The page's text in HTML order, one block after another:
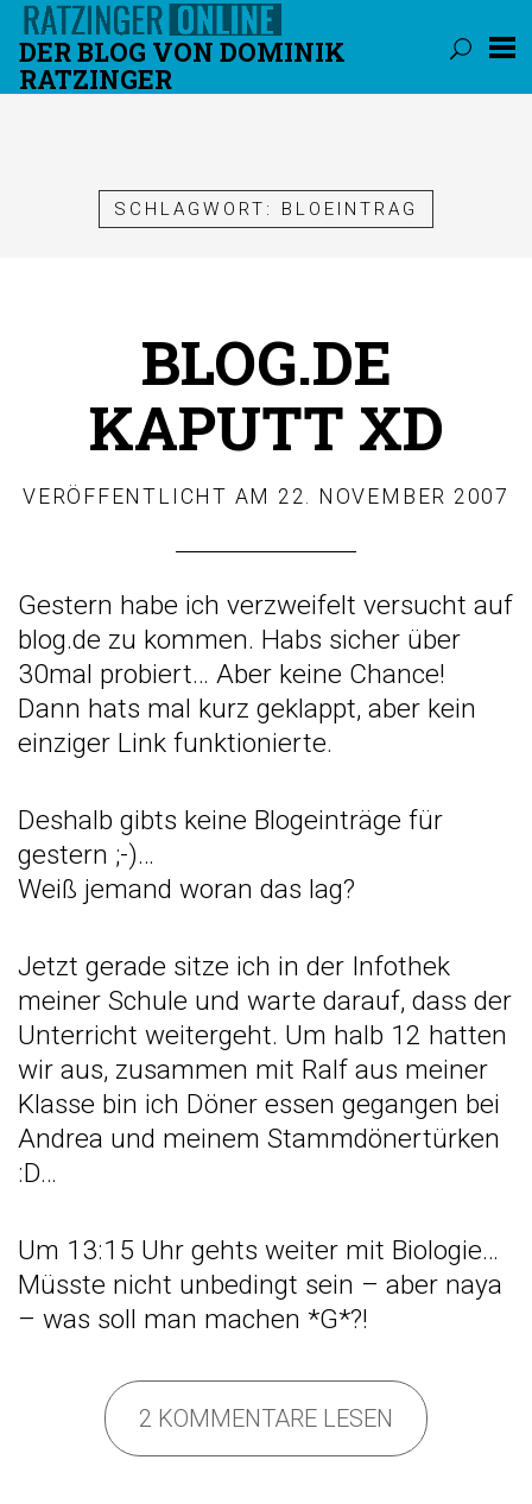
DER BLOG VON DOMINIK
RATZINGER
SCHLAGWORT: BLOEINTRAG
BLOG.DE
KAPUTT XD
VERÖFFENTLICHT AM 22. NOVEMBER 2007
Gestern habe ich verzweifelt versucht auf
blog.de zu kommen. Habs sicher über
30mal probiert… Aber keine Chance!
Dann hats mal kurz geklappt, aber kein
einziger Link funktionierte.
Deshalb gibts keine Blogeinträge für
gestern ;-)…
Weiß jemand woran das lag?
Jetzt gerade sitze ich in der Infothek
meiner Schule und warte darauf, dass der
Unterricht weitergeht. Um halb 12 hatten
wir aus, zusammen mit Ralf aus meiner
Klasse bin ich Döner essen gegangen bei
Andrea und meinem Stammdönertürken
:D…
Um 13:15 Uhr gehts weiter mit Biologie…
Müsste nicht unbedingt sein – aber naya
– was soll man machen *G*?!
2 KOMMENTARE LESEN